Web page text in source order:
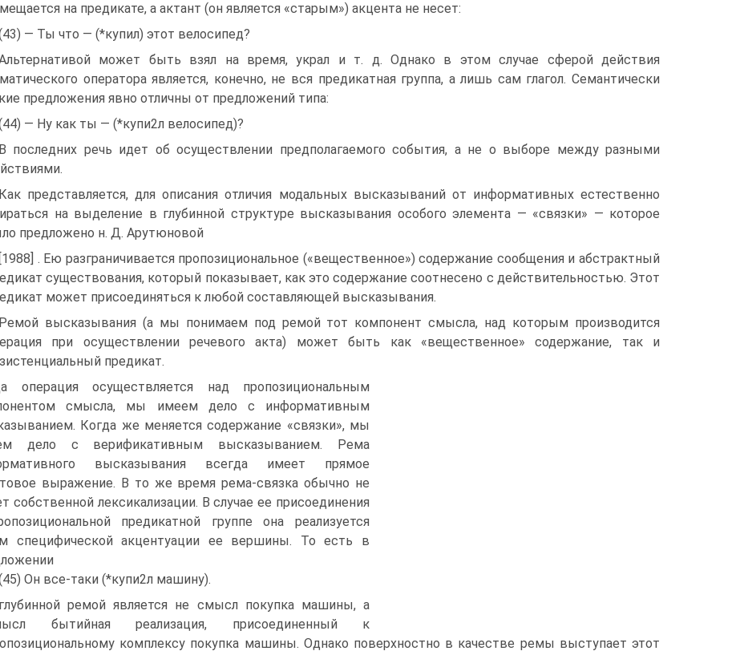
на предикате, а актант (он является «старым») акцента не несет:
— Ты что — (*купил) этот велосипед?
может быть взял на время, украл и т. д. Однако в этом случае сферой действия
оператора является, конечно, не вся предикатная группа, а лишь сам глагол. Семантически
предложения явно отличны от предложений типа:
— Ну как ты — (*купи2л велосипед)?
В последних речь идет об осуществлении предполагаемого события, а не о выборе между разными
Как представляется, для описания отличия модальных высказываний от информативных естественно
на выделение в глубинной структуре высказывания особого элемента — «связки» — которое
предложено н. Д. Арутюновой
[1988] . Ею разграничивается пропозициональное («вещественное») содержание сообщения и абстрактный
существования, который показывает, как это содержание соотнесено с действительностью. Этот
может присоединяться к любой составляющей высказывания.
Ремой высказывания (а мы понимаем под ремой тот компонент смысла, над которым производится
при осуществлении речевого акта) может быть как «вещественное» содержание, так и
предикат.
операция осуществляется над пропозициональным
смысла, мы имеем дело с информативным
Когда же меняется содержание «связки», мы
дело с верификативным высказыванием. Рема
высказывания всегда имеет прямое
выражение. В то же время рема-связка обычно не
собственной лексикализации. В случае ее присоединения
предикатной группе она реализуется
специфической акцентуации ее вершины. То есть в
Он все-таки (*купи2л машину).
глубинной ремой является не смысл покупка машины, а
бытийная реализация, присоединенный к
комплексу покупка машины. Однако поверхностно в качестве ремы выступает этот